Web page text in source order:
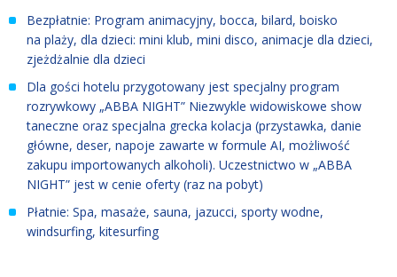
Bezpłatnie: Program animacyjny, bocca, bilard, boisko
na plaży, dla dzieci: mini klub, mini disco, animacje dla dzieci,
zjeżdżalnie dla dzieci
Dla gości hotelu przygotowany jest specjalny program
rozrywkowy „ABBA NIGHT” Niezwykle widowiskowe show
taneczne oraz specjalna grecka kolacja (przystawka, danie
główne, deser, napoje zawarte w formule AI, możliwość
zakupu importowanych alkoholi). Uczestnictwo w „ABBA
NIGHT” jest w cenie oferty (raz na pobyt)
Płatnie: Spa, masaże, sauna, jazucci, sporty wodne,
windsurfing, kitesurfing